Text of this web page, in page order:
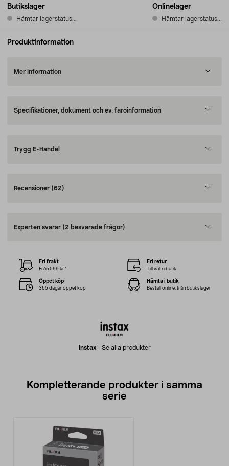
Butikslager
Hämtar lagerstatus...
Onlinelager
Hämtar lagerstatus...
Produktinformation
Mer information
Specifikationer, dokument och ev. faroinformation
Trygg E-Handel
Recensioner (62)
Experten svarar (2 besvarade frågor)
Instax- Se alla produkter
Fri frakt
Från 599 kr*
Fri retur
Till valfri butik
Öppet köp
365 dagar öppet köp
Hämta i butik
Beställ online, från butikslager
Kompletterande produkter i samma
serie